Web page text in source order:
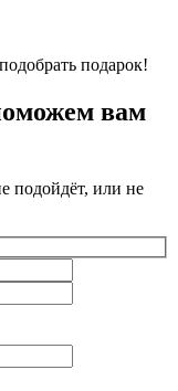
вам
подойдёт, или не